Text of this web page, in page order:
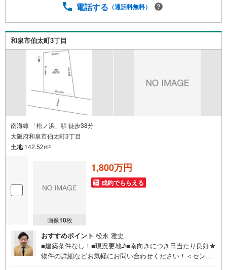
ております！電話する （通話料無料）
和泉市伯太町3丁目
南海線 「松ノ浜」駅 徒歩38分
大阪府和泉市伯太町3丁目
土地142.52m2
画像10枚
1,800万円
成約でもらえる
おすすめポイント 松永 雅史
■建築条件なし！■現況更地♪■南向きにつき日当たり良好★
物件の詳細などお気軽にお問い合わせください！＜センチ